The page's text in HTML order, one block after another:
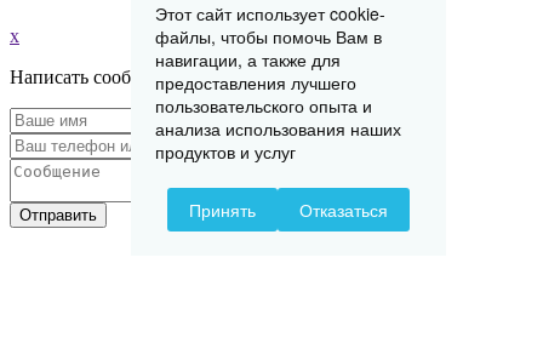
x
Написать сообщение
Отправить
Этот сайт использует cookie-
файлы, чтобы помочь Вам в
навигации, а также для
предоставления лучшего
пользовательского опыта и
анализа использования наших
продуктов и услуг
Принять Отказаться